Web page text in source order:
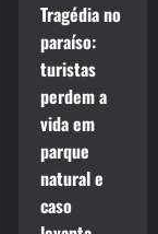
Tragédia no
paraíso:
turistas
perdem a
vida em
parque
natural e
caso